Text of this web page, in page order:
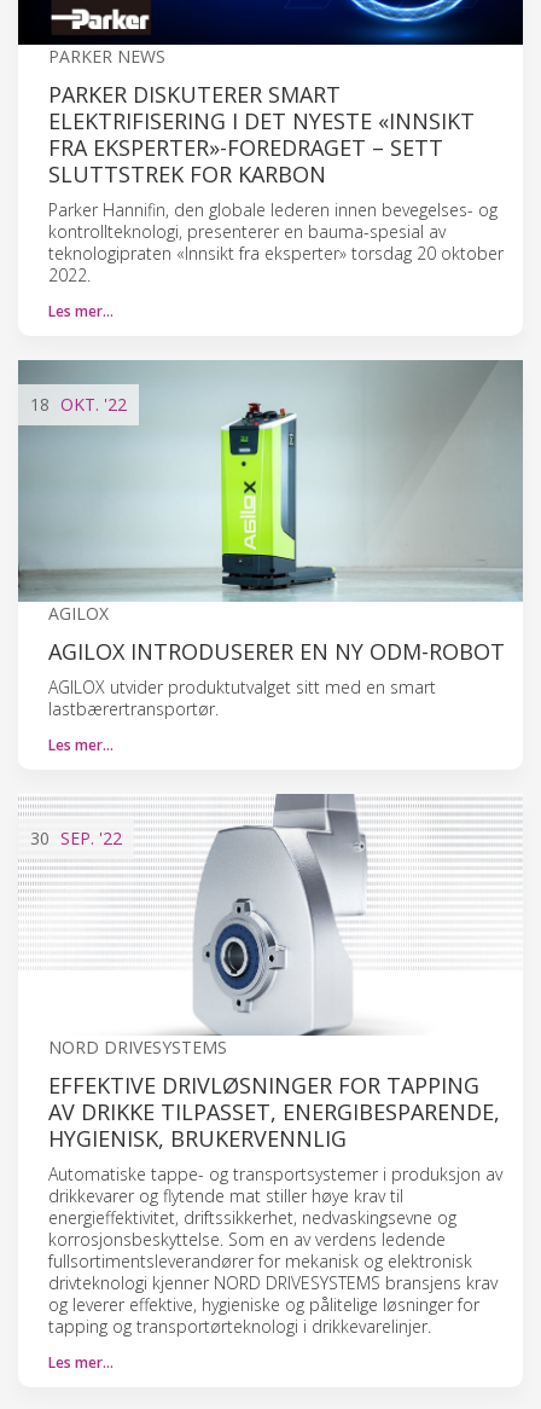
PARKER NEWS
PARKER DISKUTERER SMART
ELEKTRIFISERING I DET NYESTE «INNSIKT
FRA EKSPERTER»-FOREDRAGET – SETT
SLUTTSTREK FOR KARBON
Parker Hannifin, den globale lederen innen bevegelses- og
kontrollteknologi, presenterer en bauma-spesial av
teknologipraten «Innsikt fra eksperter» torsdag 20 oktober
2022.
Les mer…
18 OKT. '22
AGILOX
AGILOX INTRODUSERER EN NY ODM-ROBOT
AGILOX utvider produktutvalget sitt med en smart
lastbærertransportør.
Les mer…
30 SEP. '22
NORD DRIVESYSTEMS
EFFEKTIVE DRIVLØSNINGER FOR TAPPING
AV DRIKKE TILPASSET, ENERGIBESPARENDE,
HYGIENISK, BRUKERVENNLIG
Automatiske tappe- og transportsystemer i produksjon av
drikkevarer og flytende mat stiller høye krav til
energieffektivitet, driftssikkerhet, nedvaskingsevne og
korrosjonsbeskyttelse. Som en av verdens ledende
fullsortimentsleverandører for mekanisk og elektronisk
drivteknologi kjenner NORD DRIVESYSTEMS bransjens krav
og leverer effektive, hygieniske og pålitelige løsninger for
tapping og transportørteknologi i drikkevarelinjer.
Les mer…